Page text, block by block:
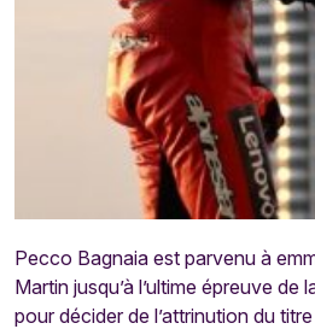
Pecco Bagnaia est parvenu à
Martin jusqu’à l’ultime épreuve de
pour décider de l’attrinution du